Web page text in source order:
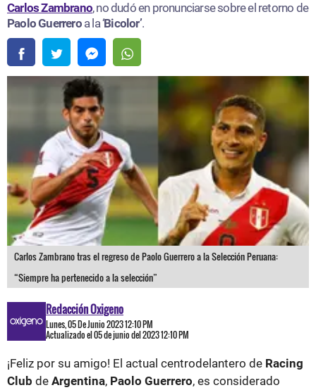
Carlos Zambrano, no dudó en pronunciarse sobre el retorno de
Paolo Guerreroa la ‘Bicolor’.
Carlos Zambrano tras el regreso de Paolo Guerrero a la Selección Peruana:
“Siempre ha pertenecido a la selección”
Redacción Oxigeno
Lunes, 05 De Junio 2023 12:10 PM
Actualizado el 05 de junio del 2023 12:10 PM
¡Feliz por su amigo! El actual centrodelantero de Racing
Club de Argentina, Paolo Guerrero, es considerado